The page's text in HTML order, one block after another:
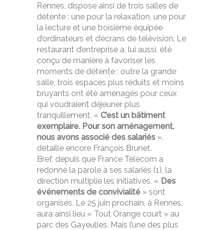
Rennes, dispose ainsi de trois salles de
détente : une pour la relaxation, une pour
la lecture et une troisième équipée
d’ordinateurs et d’écrans de télévision. Le
restaurant d’entreprise a, lui aussi, été
conçu de manière à favoriser les
moments de détente : outre la grande
salle, trois espaces plus réduits et moins
bruyants ont été aménagés pour ceux
qui voudraient déjeuner plus
tranquillement. « C’est un bâtiment
exemplaire. Pour son aménagement,
nous avons associé des salariés »,
détaille encore François Brunet.
Bref, depuis que France Telecom a
redonné la parole à ses salariés (1), la
direction multiplie les initiatives. « Des
événements de convivialité » sont
organisés. Le 25 juin prochain, à Rennes,
aura ainsi lieu « Tout Orange court » au
parc des Gayeulles. Mais l’une des plus